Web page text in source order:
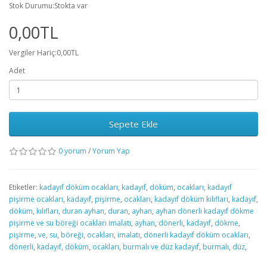
Stok Durumu:Stokta var
0,00TL
Vergiler Hariç:0,00TL
Adet
Sepete Ekle
0 yorum /Yorum Yap
Etiketler: kadayıf döküm ocakları, kadayıf, döküm, ocakları, kadayıf
pişirme ocakları, kadayıf, pişirme, ocakları, kadayıf döküm kılıfları, kadayıf,
döküm, kılıfları, duran ayhan, duran, ayhan, ayhan dönerli kadayıf dökme
pişirme ve su böreği ocakları imalatı, ayhan, dönerli, kadayıf, dökme,
pişirme, ve, su, böreği, ocakları, imalatı, dönerli kadayıf döküm ocakları,
dönerli, kadayıf, döküm, ocakları, burmalı ve düz kadayıf, burmalı, düz,